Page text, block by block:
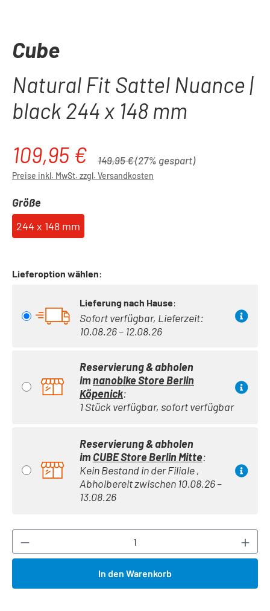
Cube
Natural Fit Sattel Nuance |
black 244 x 148 mm
Verkaufspreis:
109,95 € Regulärer Preis:
149,95 €(27% gespart)
Preise inkl. MwSt. zzgl. Versandkosten
Größeauswählen
244 x 148 mm
Lieferoption wählen:
Lieferung nach Hause:
Sofort verfügbar, Lieferzeit:
10.08.26 – 12.08.26
Reservierung & abholen
imnanobike Store Berlin
Köpenick:
1 Stück verfügbar, sofort verfügbar
Reservierung & abholen
imCUBE Store Berlin Mitte:
Kein Bestand in der Filiale ,
Abholbereit zwischen 10.08.26 –
13.08.26
Produkt Anzahl: Gib den gewünschten
In den Warenkorb